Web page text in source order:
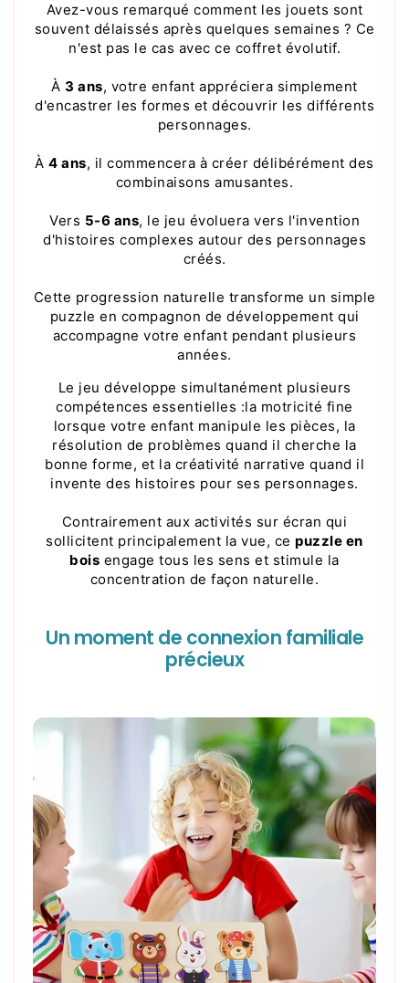
Avez-vous remarqué comment les jouets sont
souvent délaissés après quelques semaines ? Ce
n'est pas le cas avec ce coffret évolutif.
À3 ans, votre enfant appréciera simplement
d'encastrer les formes et découvrir les différents
personnages.
À4 ans, il commencera à créer délibérément des
combinaisons amusantes.
Vers 5-6 ans, le jeu évoluera vers l'invention
d'histoires complexes autour des personnages
créés.
Cette progression naturelle transforme un simple
puzzle en compagnon de développement qui
accompagne votre enfant pendant plusieurs
années.
Le jeu développe simultanément plusieurs
compétences essentielles :la motricité fine
lorsque votre enfant manipule les pièces, la
résolution de problèmes quand il cherche la
bonne forme, et la créativité narrative quand il
invente des histoires pour ses personnages.
Contrairement aux activités sur écran qui
sollicitent principalement la vue, cepuzzle en
bois engage tous les sens et stimule la
concentration de façon naturelle.
Un moment de connexion familiale
précieux